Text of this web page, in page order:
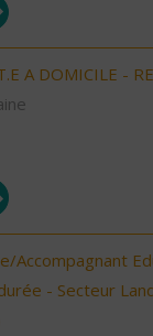
A DOMICILE -
Accompagnant
- Secteur